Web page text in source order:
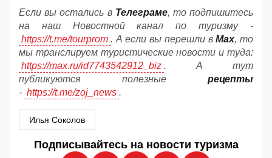
Если вы остались в Телеграме, то подпишитесь
на наш Новостной канал по туризму -
https://t.me/tourprom . А если вы перешли вМах, то
мы транслируем туристические новости и туда:
https://max.ru/id7743542912_biz . А тут
публикуются полезные рецепты
- https://t.me/zoj_news .
Илья Соколов
Подписывайтесь на новости туризма